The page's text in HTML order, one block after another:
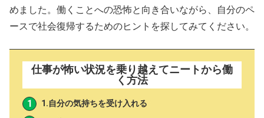
めました。働くことへの恐怖と向き合いながら、自分のペ
ースで社会復帰するためのヒントを探してみてください。
仕事が怖い状況を乗り越えてニートから働
く方法
1.自分の気持ちを受け入れる